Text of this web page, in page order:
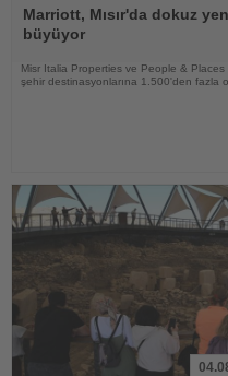
Oku
Marriott, Mısır'da dokuz
büyüyor
Misr Italia Properties ve People &
şehir destinasyonlarına 1.500'den fazla